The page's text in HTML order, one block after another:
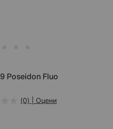
Poseidon Fluo
(0) | Оцени